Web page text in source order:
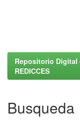
Repositorio Digital
REDICCES
Busqueda